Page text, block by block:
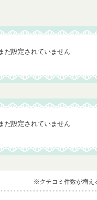
だ設定されていません
だ設定されていません
※クチコミ件数が増え